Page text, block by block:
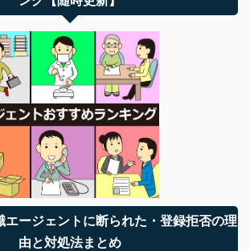
エージェントに断られた・登録拒否の理
由と対処法まとめ